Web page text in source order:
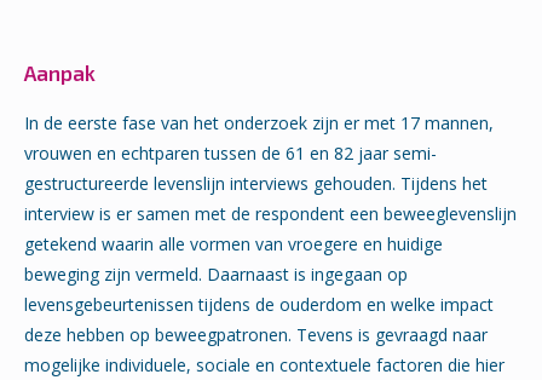
Aanpak
In de eerste fase van het onderzoek zijn er met 17 mannen,
vrouwen en echtparen tussen de 61 en 82 jaar semi-
gestructureerde levenslijn interviews gehouden. Tijdens het
interview is er samen met de respondent een beweeglevenslijn
getekend waarin alle vormen van vroegere en huidige
beweging zijn vermeld. Daarnaast is ingegaan op
levensgebeurtenissen tijdens de ouderdom en welke impact
deze hebben op beweegpatronen. Tevens is gevraagd naar
mogelijke individuele, sociale en contextuele factoren die hier